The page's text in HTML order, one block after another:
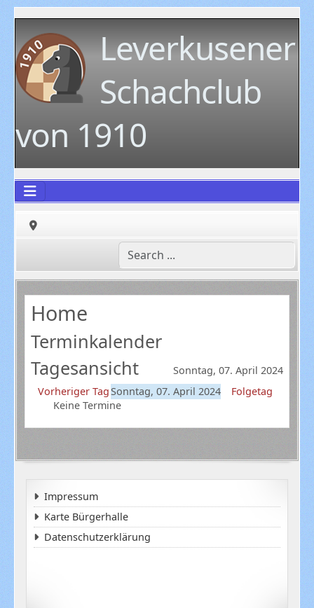
Leverkusener
Schachclub
von 1910
Home
Terminkalender
Tagesansicht
Sonntag, 07. April 2024
Vorheriger TagSonntag, 07. April 2024
Folgetag
Keine Termine
Impressum
Karte Bürgerhalle
Datenschutzerklärung